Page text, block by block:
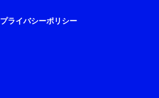
プライバシーポリシー